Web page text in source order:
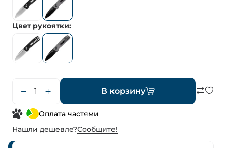
Цвет рукоятки
В корзину
Оплата частями
Нашли дешевле?Сообщите!